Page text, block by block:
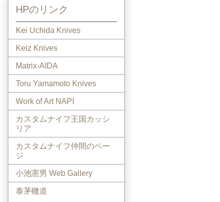
HPのリンク
Kei Uchida Knives
Keiz Knives
Matrix-AIDA
Toru Yamamoto Knives
Work of Art NAPI
カスタムナイフ王国カッシ
リア
カスタムナイフ仲間のペー
ジ
小池憲男 Web Gallery
泰茅轍道